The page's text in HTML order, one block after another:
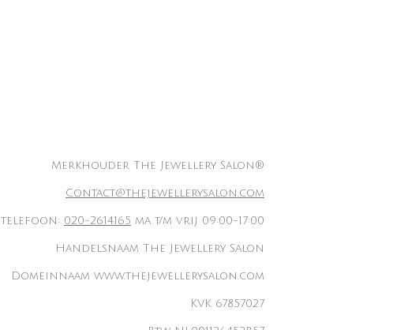
Merkhouder The Jewellery Salon®
Contact@thejewellerysalon.com
telefoon: 020-2614165 ma t/m vrij 09:00-17:00
Handelsnaam The Jewellery Salon
Domeinnaam www.thejewellerysalon.com
KVK 67857027